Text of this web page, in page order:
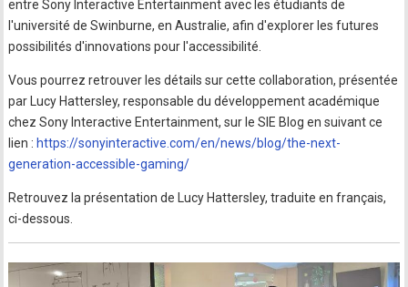
entre Sony Interactive Entertainment avec les étudiants de
l'université de Swinburne, en Australie, afin d'explorer les futures
possibilités d'innovations pour l'accessibilité.
Vous pourrez retrouver les détails sur cette collaboration, présentée
par Lucy Hattersley, responsable du développement académique
chez Sony Interactive Entertainment, sur le SIE Blog en suivant ce
lien : https://sonyinteractive.com/en/news/blog/the-next-
generation-accessible-gaming/
Retrouvez la présentation de Lucy Hattersley, traduite en français,
ci-dessous.